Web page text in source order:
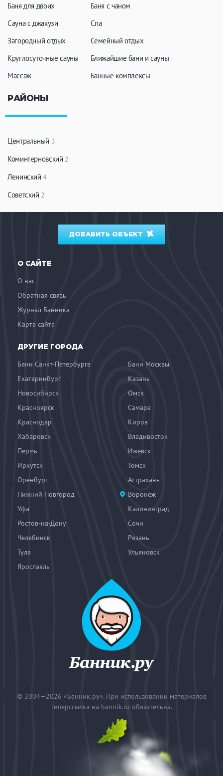
Удобства
Комната отдыха
WI-FI
Детская комната
Баня для двоих
Сауна с джакузи
Загородный отдых
Круглосуточные сауны
Массаж
Баня с чаном
Спа
Семейный отдых
Ближайшие бани и сауны
Банные комплексы
РАЙОНЫ
Центральный 3
Коминтерновский 2
Ленинский4
Советский 2
ДОБАВИТЬ ОБЪЕКТ
О САЙТЕ
О нас
Обратная связь
Журнал Банника
Карта сайта
ДРУГИЕ ГОРОДА
Бани Санкт-Петербурга
Бани Москвы
Екатеринбург
Казань
Новосибирск
Омск
Красноярск
Самара
Краснодар
Киров
Хабаровск
Владивосток
Пермь
Ижевск
Иркутск
Томск
Оренбург
Астрахань
Нижний Новгород
Воронеж
Уфа
Калининград
Ростов-на-Дону
Сочи
Челябинск
Рязань
Тула
Ульяновск
Ярославль
© 2004—2026 «Банник.ру». При использовании материалов
гиперссылка на bannik.ru обязательна.